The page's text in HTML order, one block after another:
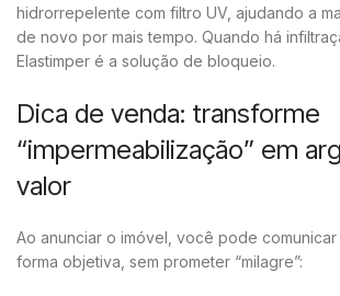
hidrorrepelente com filtro UV, ajudando a
de novo por mais tempo. Quando há
Elastimper é a solução de bloqueio.
Dica de venda: transforme
“impermeabilização” em
valor
Ao anunciar o imóvel, você pode comunicar
forma objetiva, sem prometer “milagre”: